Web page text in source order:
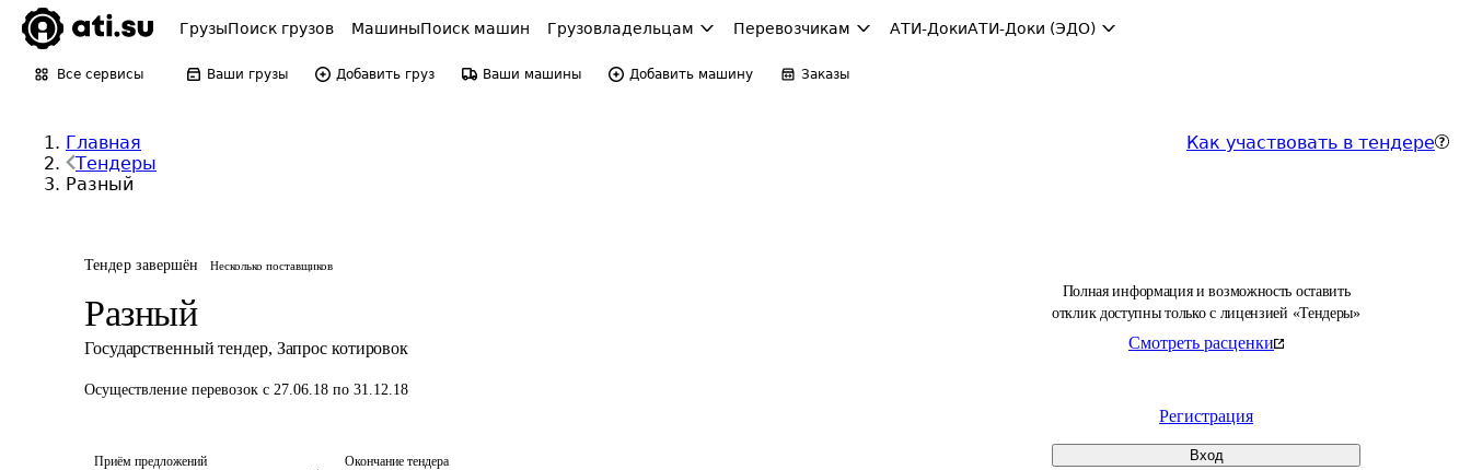
ГрузыПоиск грузов МашиныПоиск машин Грузовладельцам Перевозчикам АТИ-ДокиАТИ-Доки (ЭДО)
Все сервисы Ваши грузы Добавить груз Ваши машины Добавить машину Заказы
Главная
Тендеры
Разный
Как участвовать в тендере
Тендер завершён Несколько поставщиков
Разный
Государственный тендер, Запрос котировок
Осуществление перевозок с 27.06.18 по 31.12.18
Приём предложений
Окончание тендера
Полная информация и возможность оставить
отклик доступны только с лицензией «Тендеры»
Смотреть расценки
Регистрация
Вход